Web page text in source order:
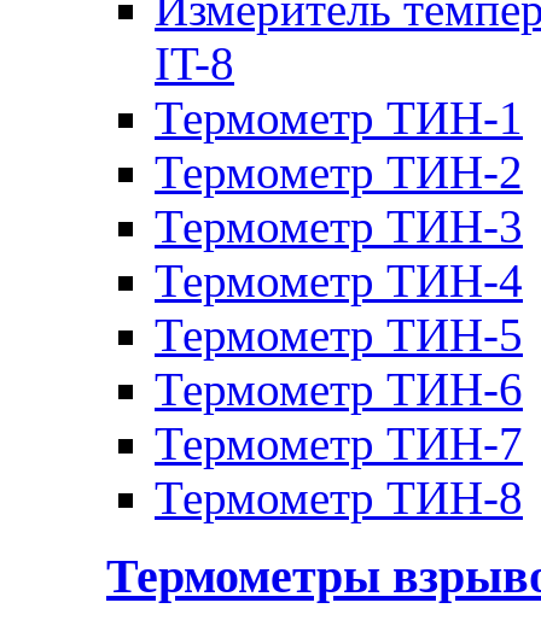
IT-8
Термометр ТИН-1
Термометр ТИН-2
Термометр ТИН-3
Термометр ТИН-4
Термометр ТИН-5
Термометр ТИН-6
Термометр ТИН-7
Термометр ТИН-8
Термометры